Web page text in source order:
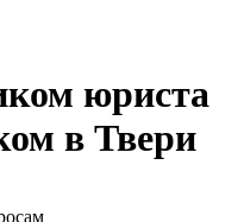
юриста
в Твери